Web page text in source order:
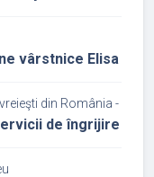
vârstnice Elisa
din România -
de îngrijire și